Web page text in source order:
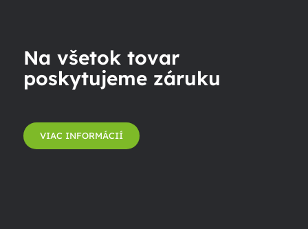
Na všetok tovar
poskytujeme záruku
VIAC INFORMÁCIÍ